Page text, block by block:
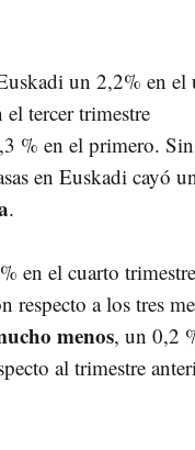
un 2,2% en
tercer trimestre
% en el primero. Sin
en Euskadi cayó
.
en el cuarto
a los tres
menos, un 0,2
al trimestre